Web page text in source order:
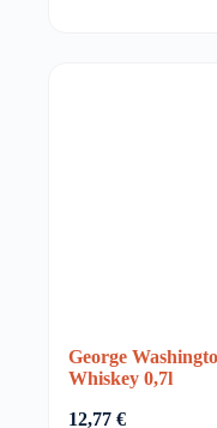
George
Whiskey 0,7l
12,77 €